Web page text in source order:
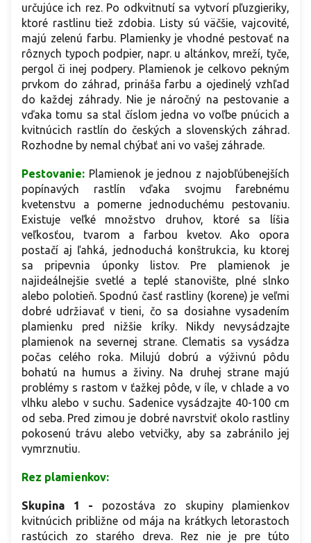
určujúce ich rez. Po odkvitnutí sa vytvorí pľuzgieriky,
ktoré rastlinu tiež zdobia. Listy sú väčšie, vajcovité,
majú zelenú farbu. Plamienky je vhodné pestovať na
rôznych typoch podpier, napr. u altánkov, mreží, tyče,
pergol či inej podpery. Plamienok je celkovo pekným
prvkom do záhrad, prináša farbu a ojedinelý vzhľad
do každej záhrady. Nie je náročný na pestovanie a
vďaka tomu sa stal číslom jedna vo voľbe pnúcich a
kvitnúcich rastlín do českých a slovenských záhrad.
Rozhodne by nemal chýbať ani vo vašej záhrade.
Pestovanie: Plamienok je jednou z najobľúbenejších
popínavých rastlín vďaka svojmu farebnému
kvetenstvu a pomerne jednoduchému pestovaniu.
Existuje veľké množstvo druhov, ktoré sa líšia
veľkosťou, tvarom a farbou kvetov. Ako opora
postačí aj ľahká, jednoduchá konštrukcia, ku ktorej
sa pripevnia úponky listov. Pre plamienok je
najideálnejšie svetlé a teplé stanovište, plné slnko
alebo polotieň. Spodnú časť rastliny (korene) je veľmi
dobré udržiavať v tieni, čo sa dosiahne vysadením
plamienku pred nižšie kríky. Nikdy nevysádzajte
plamienok na severnej strane. Clematis sa vysádza
počas celého roka. Milujú dobrú a výživnú pôdu
bohatú na humus a živiny. Na druhej strane majú
problémy s rastom v ťažkej pôde, v íle, v chlade a vo
vlhku alebo v suchu. Sadenice vysádzajte 40-100 cm
od seba. Pred zimou je dobré navrstviť okolo rastliny
pokosenú trávu alebo vetvičky, aby sa zabránilo jej
vymrznutiu.
Rez plamienkov:
Skupina 1 - pozostáva zo skupiny plamienkov
kvitnúcich približne od mája na krátkych letorastoch
rastúcich zo starého dreva. Rez nie je pre túto